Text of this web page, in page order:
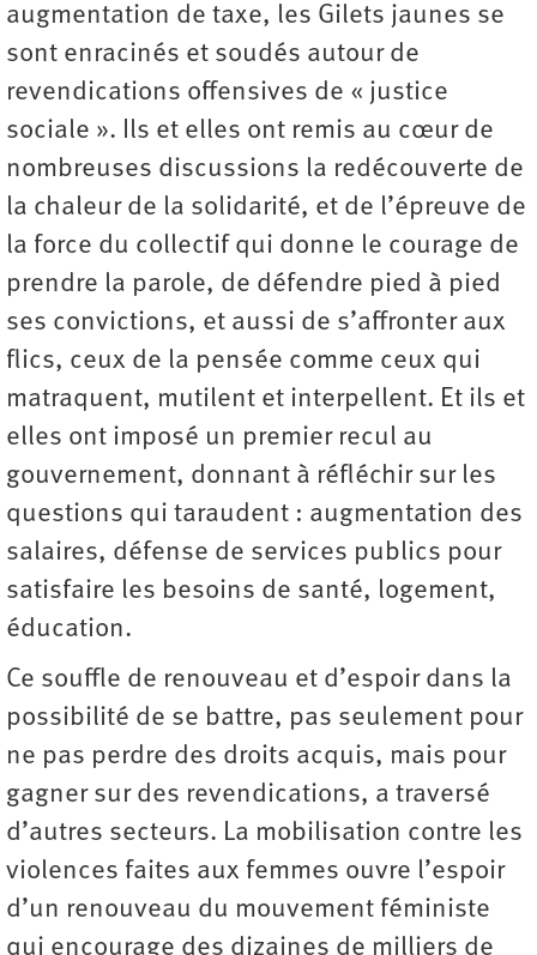
augmentation de taxe, les Gilets jaunes se
sont enracinés et soudés autour de
revendications offensives de « justice
sociale ». Ils et elles ont remis au cœur de
nombreuses discussions la redécouverte de
la chaleur de la solidarité, et de l’épreuve de
la force du collectif qui donne le courage de
prendre la parole, de défendre pied à pied
ses convictions, et aussi de s’affronter aux
flics, ceux de la pensée comme ceux qui
matraquent, mutilent et interpellent. Et ils et
elles ont imposé un premier recul au
gouvernement, donnant à réfléchir sur les
questions qui taraudent : augmentation des
salaires, défense de services publics pour
satisfaire les besoins de santé, logement,
éducation.
Ce souffle de renouveau et d’espoir dans la
possibilité de se battre, pas seulement pour
ne pas perdre des droits acquis, mais pour
gagner sur des revendications, a traversé
d’autres secteurs. La mobilisation contre les
violences faites aux femmes ouvre l’espoir
d’un renouveau du mouvement féministe
qui encourage des dizaines de milliers de